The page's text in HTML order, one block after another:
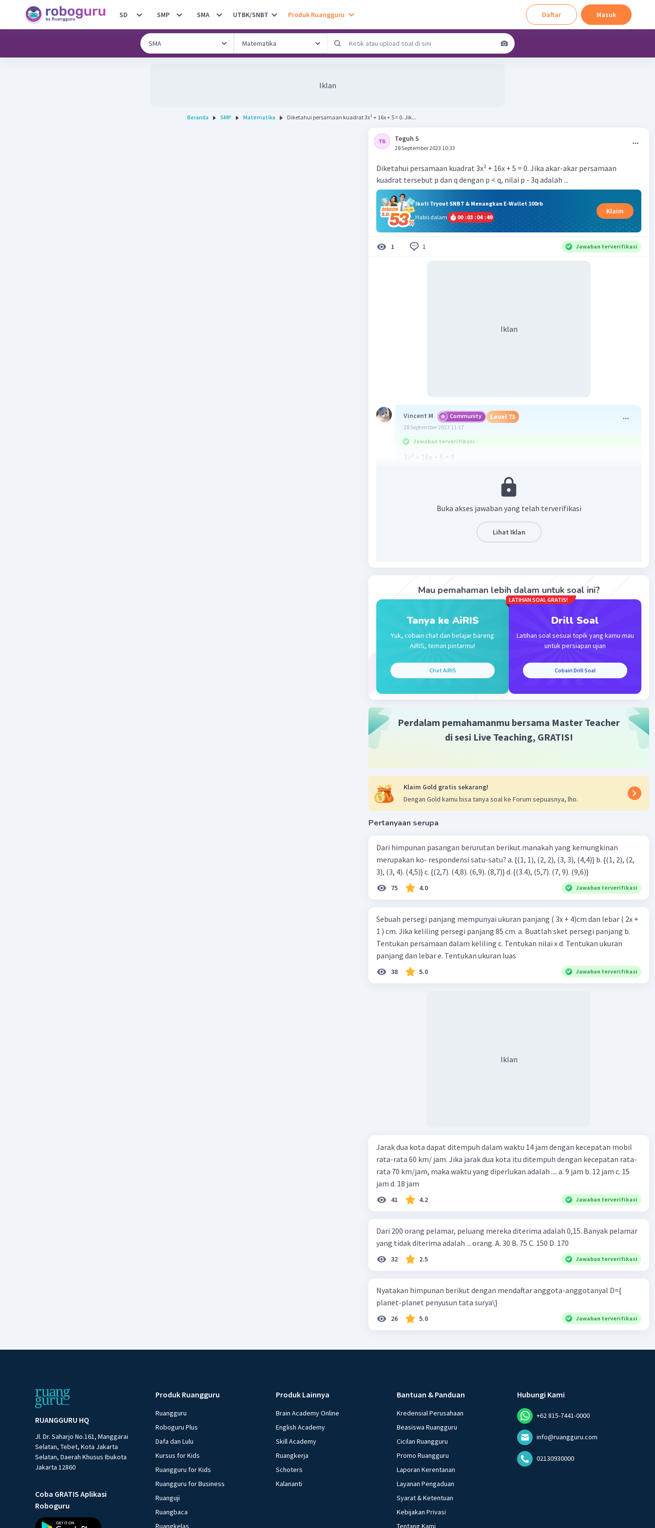
SD SMP SMA UTBK/SNBT Produk Ruangguru Daftar Masuk
Iklan
Beranda SMP Matematika Diketahui persamaan kuadrat 3x² + 16x + 5 = 0. Jik...
Teguh S
28 September 2023 10:33
Diketahui persamaan kuadrat 3x² + 16x + 5 = 0. Jika akar-akar persamaan
kuadrat tersebut p dan q dengan p < q, nilai p - 3q adalah ...
Ikuti Tryout SNBT & Menangkan E-Wallet 100rb
Habis dalam
00 :03 :04 :49
Klaim
1 1 Jawaban terverifikasi
Iklan
Vincent M Community Level 73
28 September 2023 11:17
Jawaban terverifikasi
3x² + 16x + 5 = 0
karena p < q, maka p = -5, dan q = -1/3
nilai p - 3q = -5 -(-1/3) = -5 + 1/3 = -14/3
Balas
Buka akses jawaban yang telah terverifikasi
Lihat Iklan
Mau pemahaman lebih dalam untuk soal ini?
Tanya ke AiRIS
Yuk, cobain chat dan belajar bareng
AiRIS, teman pintarmu!
Chat AiRIS
LATIHAN SOAL GRATIS!
Drill Soal
Latihan soal sesuai topik yang kamu mau
untuk persiapan ujian
Cobain Drill Soal
Perdalam pemahamanmu bersama Master Teacher
di sesi Live Teaching, GRATIS!
Klaim Gold gratis sekarang!
Dengan Gold kamu bisa tanya soal ke Forum sepuasnya, lho.
Pertanyaan serupa
Dari himpunan pasangan berurutan berikut.manakah yang kemungkinan
merupakan ko- respondensi satu-satu? a. {(1, 1), (2, 2), (3, 3), (4,4)} b. {(1, 2), (2,
3), (3, 4). (4,5)} c. {(2,7). (4,8). (6,9). (8,7)} d. {(3.4), (5,7). (7, 9). (9,6)}
75 4.0 Jawaban terverifikasi
Sebuah persegi panjang mempunyai ukuran panjang ( 3x + 4)cm dan lebar ( 2x +
1 ) cm. Jika keliling persegi panjang 85 cm. a. Buatlah sket persegi panjang b.
Tentukan persamaan dalam keliling c. Tentukan nilai x d. Tentukan ukuran
panjang dan lebar e. Tentukan ukuran luas
38 5.0 Jawaban terverifikasi
Iklan
Jarak dua kota dapat ditempuh dalam waktu 14 jam dengan kecepatan mobil
rata-rata 60 km/ jam. Jika jarak dua kota itu ditempuh dengan kecepatan rata-
rata 70 km/jam, maka waktu yang diperlukan adalah .... a. 9 jam b. 12 jam c. 15
jam d. 18 jam
41 4.2 Jawaban terverifikasi
Dari 200 orang pelamar, peluang mereka diterima adalah 0,15. Banyak pelamar
yang tidak diterima adalah ... orang. A. 30 B. 75 C. 150 D. 170
32 2.5 Jawaban terverifikasi
Nyatakan himpunan berikut dengan mendaftar anggota-anggotanyal D={
planet-planet penyusun tata surya\}
26 5.0 Jawaban terverifikasi
RUANGGURU HQ
Jl. Dr. Saharjo No.161, Manggarai
Selatan, Tebet, Kota Jakarta
Selatan, Daerah Khusus Ibukota
Jakarta 12860
Coba GRATIS Aplikasi
Roboguru
Produk Ruangguru
Ruangguru
Roboguru Plus
Dafa dan Lulu
Kursus for Kids
Ruangguru for Kids
Ruangguru for Business
Ruanguji
Ruangbaca
Ruangkelas
Produk Lainnya
Brain Academy Online
English Academy
Skill Academy
Ruangkerja
Schoters
Kalananti
Bantuan & Panduan
Kredensial Perusahaan
Beasiswa Ruangguru
Cicilan Ruangguru
Promo Ruangguru
Laporan Kerentanan
Layanan Pengaduan
Syarat & Ketentuan
Kebijakan Privasi
Tentang Kami
Hubungi Kami
+62 815-7441-0000
info@ruangguru.com
02130930000